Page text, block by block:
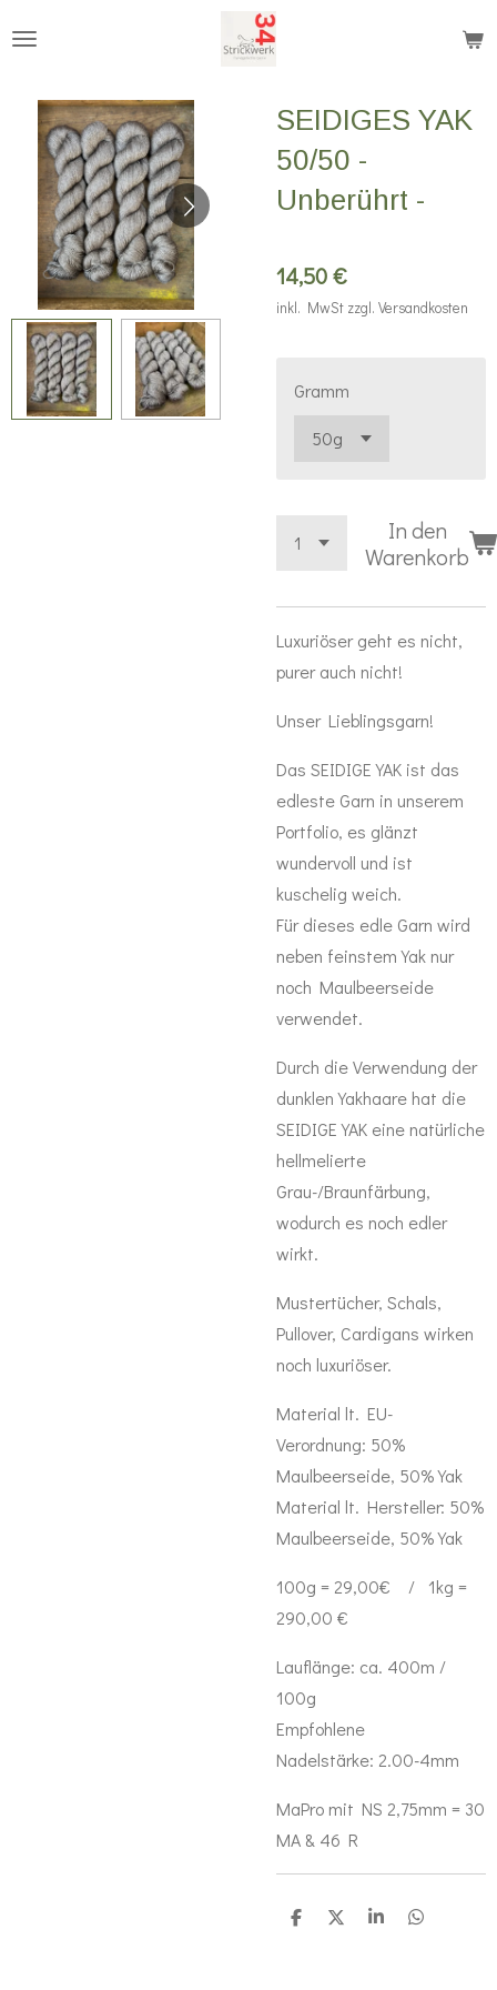
SEIDIGES YAK
50/50 -
Unberührt -
14,50 €
inkl. MwSt zzgl. Versandkosten
Gramm
In den
Warenkorb
Luxuriöser geht es nicht,
purer auch nicht!
Unser Lieblingsgarn!
Das SEIDIGE YAK ist das
edleste Garn in unserem
Portfolio, es glänzt
wundervoll und ist
kuschelig weich.
Für dieses edle Garn wird
neben feinstem Yak nur
noch Maulbeerseide
verwendet.
Durch die Verwendung der
dunklen Yakhaare hat die
SEIDIGE YAK eine natürliche
hellmelierte
Grau-/Braunfärbung,
wodurch es noch edler
wirkt.
Mustertücher, Schals,
Pullover, Cardigans wirken
noch luxuriöser.
Material lt. EU-
Verordnung: 50%
Maulbeerseide, 50% Yak
Material lt. Hersteller: 50%
Maulbeerseide, 50% Yak
100g = 29,00€ / 1kg =
290,00 €
Lauflänge: ca. 400m /
100g
Empfohlene
Nadelstärke: 2.00-4mm
MaPro mit NS 2,75mm = 30
MA & 46 R
T
T
T
T